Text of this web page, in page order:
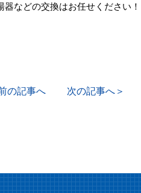
などの交換はお任せください！
の記事へ 次の記事へ＞